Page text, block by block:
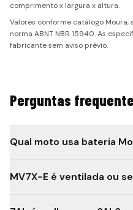
comprimento x largura x altura.
Valores conforme catálogo
norma ABNT NBR 15940. As
fabricante sem aviso prévio.
Perguntas
Qual moto usa bateria
MV7X-E é ventilada ou